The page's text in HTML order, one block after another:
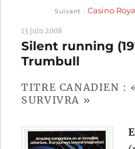
l’article
Suivant
suivante :
Casino
13 juin 2008
Silent running
Trumbull
TITRE CANADIEN :
SURVIVRA »